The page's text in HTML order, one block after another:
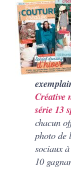
Créative
série 13
chacun
photo de
sociaux
10